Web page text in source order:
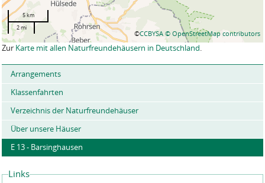
©CCBYSA © OpenStreetMap contributors
5 km
2 mi
Zur Karte mit allen Naturfreundehäusern in Deutschland.
Arrangements
Klassenfahrten
Verzeichnis der Naturfreundehäuser
Über unsere Häuser
E 13 - Barsinghausen
Links